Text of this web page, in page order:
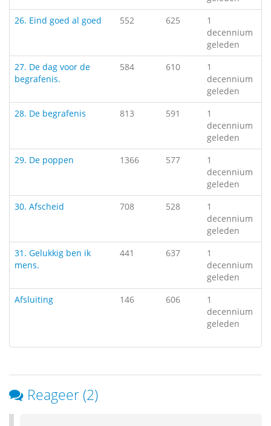
26. Eind goed al goed
552 625
1
decennium
geleden
27. De dag voor de
begrafenis.
584 610
1
decennium
geleden
28. De begrafenis
813 591
1
decennium
geleden
29. De poppen
1366 577
1
decennium
geleden
30. Afscheid
708 528
1
decennium
geleden
31. Gelukkig ben ik
mens.
441 637
1
decennium
geleden
Afsluiting
146 606
1
decennium
geleden
Reageer (2)